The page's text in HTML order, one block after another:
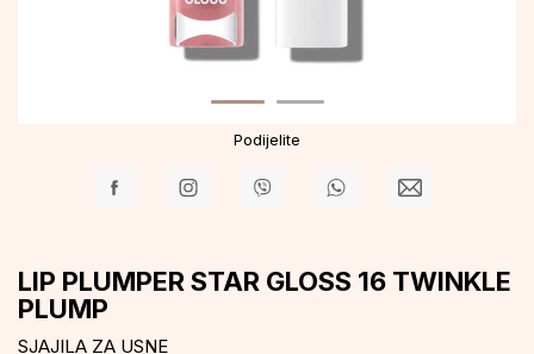
Podijelite
LIP PLUMPER STAR GLOSS 16 TWINKLE
PLUMP
SJAJILA ZA USNE